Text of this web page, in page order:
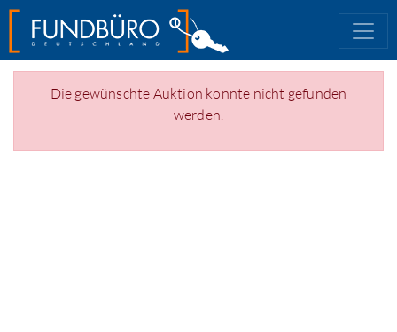
Die gewünschte Auktion konnte nicht gefunden
werden.